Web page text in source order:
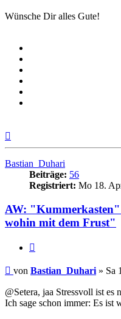
Wünsche Dir alles Gute!
Bastian_Duhari
Beiträge: 56
Registriert: Mo 18.
AW:
wohin mit dem Frust"
Beitrag
von Bastian_Duhari » Sa
@Setera, jaa Stressvoll ist es
Ich sage schon immer: Es ist